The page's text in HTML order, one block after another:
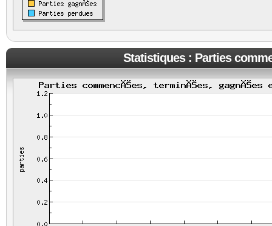
Statistiques : Parties